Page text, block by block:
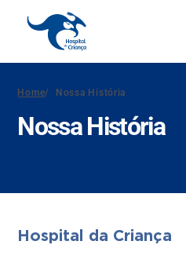
Home/ Nossa História
Nossa História
Hospital da Criança